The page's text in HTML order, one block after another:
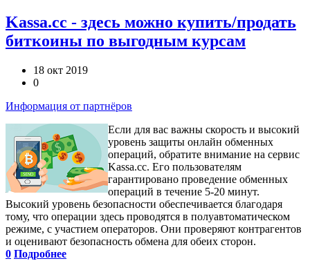
Kassa.cc - здесь можно купить/продать
биткоины по выгодным курсам
18 окт 2019
0
Информация от партнёров
Если для вас важны скорость и высокий
уровень защиты онлайн обменных
операций, обратите внимание на сервис
Kassa.cc. Его пользователям
гарантировано проведение обменных
операций в течение 5-20 минут.
Высокий уровень безопасности обеспечивается благодаря
тому, что операции здесь проводятся в полуавтоматическом
режиме, с участием операторов. Они проверяют контрагентов
и оценивают безопасность обмена для обеих сторон.
0 Подробнее